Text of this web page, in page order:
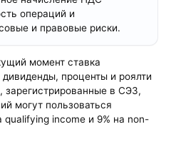
операций и
и правовые риски.
момент ставка
проценты и роялти
зарегистрированные в СЭЗ,
могут пользоваться
income и 9% на non-